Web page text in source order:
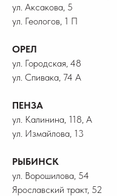
ул. Аксакова, 5
ул. Геологов, 1 П
ОРЕЛ
ул. Городская, 48
ул. Спивака, 74 А
ПЕНЗА
ул. Калинина, 118, А
ул. Измайлова, 13
РЫБИНСК
ул. Ворошилова, 54
Ярославский тракт, 52